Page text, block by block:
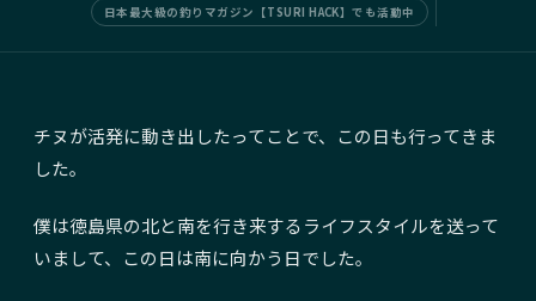
日本最大級の釣りマガジン【TSURI HACK】でも活動中
チヌが活発に動き出したってことで、この日も行ってきま
した。
僕は徳島県の北と南を行き来するライフスタイルを送って
いまして、この日は南に向かう日でした。